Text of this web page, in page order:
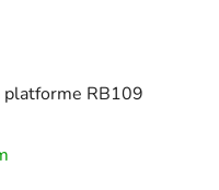
platforme RB109